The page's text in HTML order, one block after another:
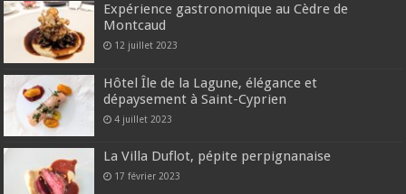
Expérience gastronomique au Cèdre de
Montcaud
12 juillet 2023
Hôtel Île de la Lagune, élégance et
dépaysement à Saint-Cyprien
4 juillet 2023
La Villa Duflot, pépite perpignanaise
17 février 2023